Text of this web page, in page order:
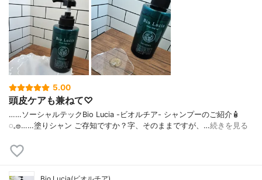
5.00
頭皮ケアも兼ねて♡
……⁡⁡⁡ソーシャルテックBio Lucia -ビオルチア- シャンプー⁡のご紹介🧴‎
◌𓈒𓐍⁡……⁡⁡⁡⁡塗りシャン ご存知ですか？⁡⁡⁡⁡字、そのままですが、…続きを見る